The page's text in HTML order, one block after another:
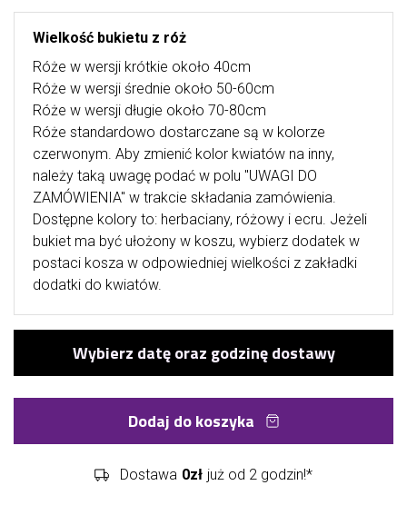
Wielkość bukietu z róż
Róże w wersji krótkie około 40cm
Róże w wersji średnie około 50-60cm
Róże w wersji długie około 70-80cm
Róże standardowo dostarczane są w kolorze
czerwonym. Aby zmienić kolor kwiatów na inny,
należy taką uwagę podać w polu "UWAGI DO
ZAMÓWIENIA" w trakcie składania zamówienia.
Dostępne kolory to: herbaciany, różowy i ecru. Jeżeli
bukiet ma być ułożony w koszu, wybierz dodatek w
postaci kosza w odpowiedniej wielkości z zakładki
dodatki do kwiatów.
Dodaj do koszyka
Dostawa 0zł już od 2 godzin!*